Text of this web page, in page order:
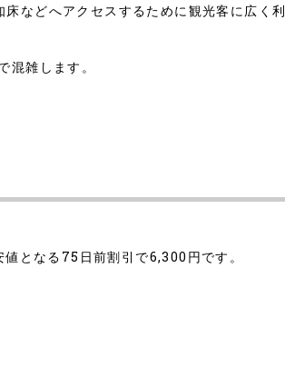
などへアクセスするために観光客に広く利
雑します。
となる75日前割引で6,300円です。